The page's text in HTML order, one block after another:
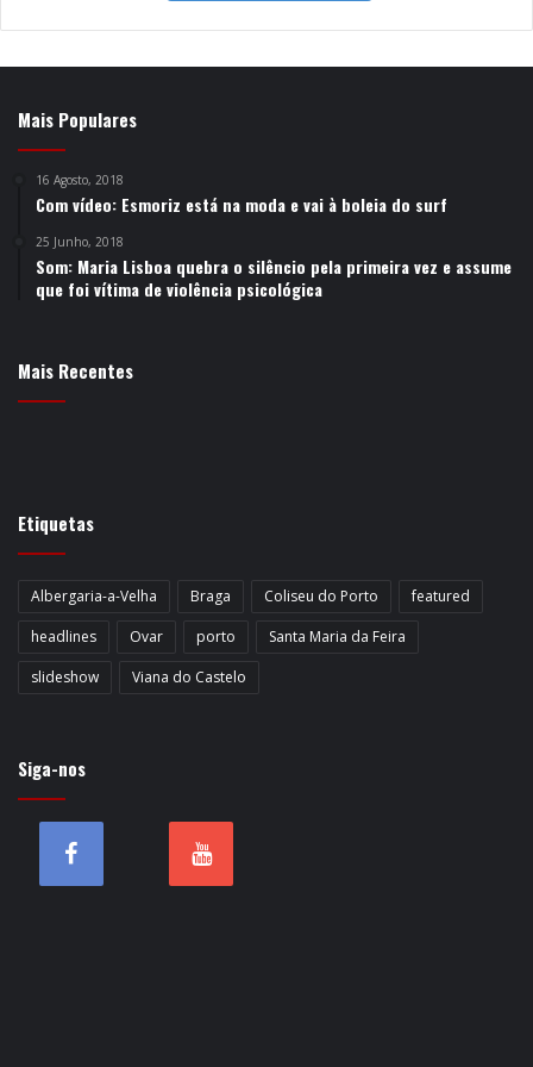
Mais Populares
16 Agosto, 2018
Com vídeo: Esmoriz está na moda e vai à boleia do surf
25 Junho, 2018
Som: Maria Lisboa quebra o silêncio pela primeira vez e assume
que foi vítima de violência psicológica
Mais Recentes
Etiquetas
Albergaria-a-Velha Braga Coliseu do Porto
featured
headlines
Ovar porto
Santa Maria da Feira
slideshow
Viana do Castelo
Siga-nos